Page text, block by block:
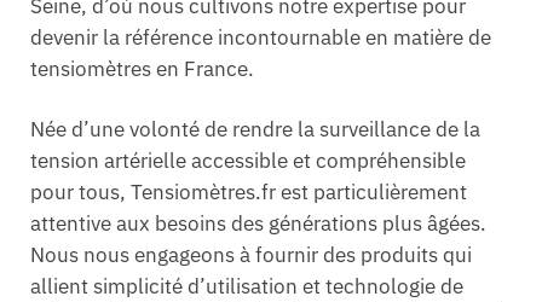
Seine, d’où nous cultivons notre expertise pour
devenir la référence incontournable en matière de
tensiomètres en France.
Née d’une volonté de rendre la surveillance de la
tension artérielle accessible et compréhensible
pour tous, Tensiomètres.fr est particulièrement
attentive aux besoins des générations plus âgées.
Nous nous engageons à fournir des produits qui
allient simplicité d’utilisation et technologie de